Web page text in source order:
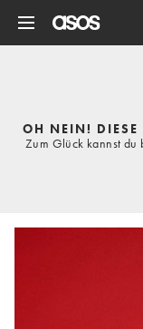
OH NEIN! DIESE
Zum Glück kannst du